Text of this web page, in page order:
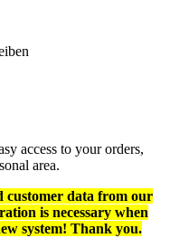
access to your orders,
area.
customer data from our
is necessary when
system! Thank you.